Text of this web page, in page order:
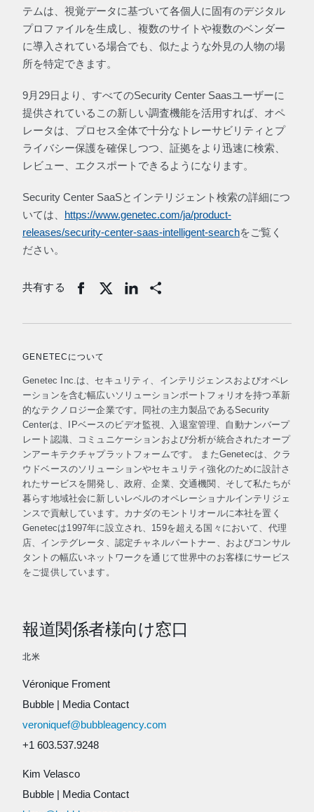
テムは、視覚データに基づいて各個人に固有のデジタル
プロファイルを生成し、複数のサイトや複数のベンダー
に導入されている場合でも、似たような外見の人物の場
所を特定できます。
9月29日より、すべてのSecurity Center Saasユーザーに
提供されているこの新しい調査機能を活用すれば、オペ
レータは、プロセス全体で十分なトレーサビリティとプ
ライバシー保護を確保しつつ、証拠をより迅速に検索、
レビュー、エクスポートできるようになります。
Security Center SaaSとインテリジェント検索の詳細につ
いては、 https://www.genetec.com/ja/product-
releases/security-center-saas-intelligent-searchをご覧く
ださい。
共有する Share
GENETECについて
Genetec Inc.は、セキュリティ、インテリジェンスおよびオペレ
ーションを含む幅広いソリューションポートフォリオを持つ革新
的なテクノロジー企業です。同社の主力製品であるSecurity
Centerは、IPベースのビデオ監視、入退室管理、自動ナンバープ
レート認識、コミュニケーションおよび分析が統合されたオープ
ンアーキテクチャプラットフォームです。 またGenetecは、クラ
ウドベースのソリューションやセキュリティ強化のために設計さ
れたサービスを開発し、政府、企業、交通機関、そして私たちが
暮らす地域社会に新しいレベルのオペレーショナルインテリジェ
ンスで貢献しています。カナダのモントリオールに本社を置く
Genetecは1997年に設立され、159を超える国々において、代理
店、インテグレータ、認定チャネルパートナー、およびコンサル
タントの幅広いネットワークを通じて世界中のお客様にサービス
をご提供しています。
報道関係者様向け窓口
北米
Véronique Froment
Bubble | Media Contact
veroniquef@bubbleagency.com
+1 603.537.9248
Kim Velasco
Bubble | Media Contact